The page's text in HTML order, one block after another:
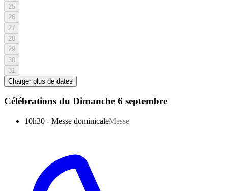
25
26
27
28
29
30
31
Charger plus de dates
Célébrations du Dimanche 6 septembre
10h30 - Messe dominicaleMesse